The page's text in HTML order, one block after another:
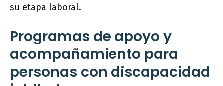
su etapa laboral.
Programas de apoyo y
acompañamiento para
personas con discapacidad